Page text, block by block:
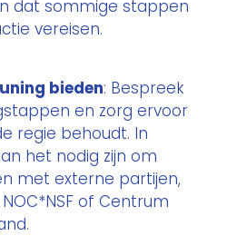
dat sommige stappen
vereisen.
bieden: Bespreek
en zorg ervoor
regie behoudt. In
het nodig zijn om
met externe partijen,
of Centrum
.